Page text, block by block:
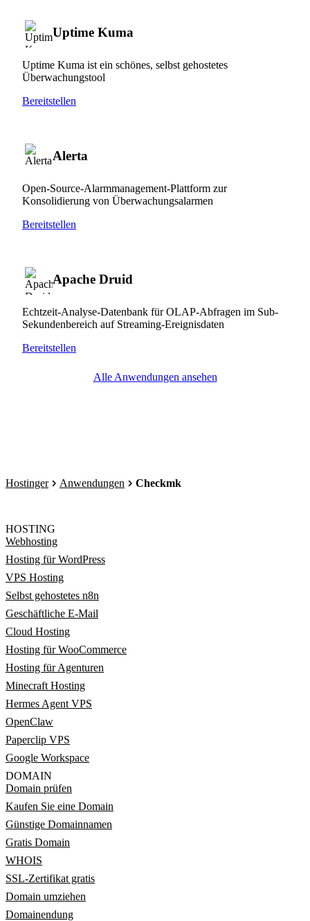
Uptime Kuma
Uptime Kuma ist ein schönes, selbst gehostetes
Überwachungstool
Bereitstellen
Alerta
Open-Source-Alarmmanagement-Plattform zur
Konsolidierung von Überwachungsalarmen
Bereitstellen
Apache Druid
Echtzeit-Analyse-Datenbank für OLAP-Abfragen im Sub-
Sekundenbereich auf Streaming-Ereignisdaten
Bereitstellen
Alle Anwendungen ansehen
Hostinger Anwendungen Checkmk
HOSTING
Webhosting
Hosting für WordPress
VPS Hosting
Selbst gehostetes n8n
Geschäftliche E-Mail
Cloud Hosting
Hosting für WooCommerce
Hosting für Agenturen
Minecraft Hosting
Hermes Agent VPS
OpenClaw
Paperclip VPS
Google Workspace
DOMAIN
Domain prüfen
Kaufen Sie eine Domain
Günstige Domainnamen
Gratis Domain
WHOIS
SSL-Zertifikat gratis
Domain umziehen
Domainendung